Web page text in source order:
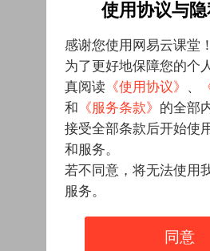
使用协议与
感谢您使用网易云课堂！
为了更好地保障您的个
真阅读 《使用协议》 、
和 《服务条款》 的全部
接受全部条款后开始使
和服务。
若不同意，将无法使用
服务。
同意